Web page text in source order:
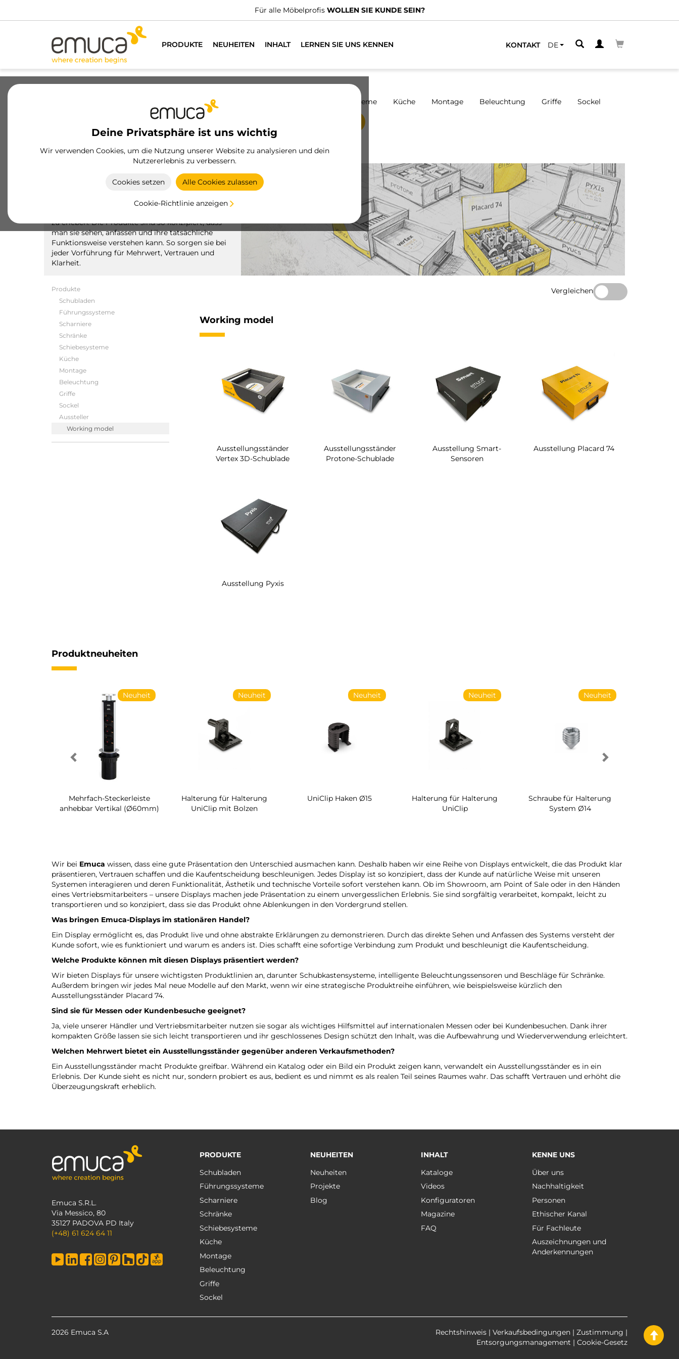
Für alle Möbelprofis WOLLEN SIE KUNDE SEIN?
PRODUKTE NEUHEITEN INHALT LERNEN SIE UNS KENNEN KONTAKT DE
Deine Privatsphäre ist uns wichtig
Wir verwenden Cookies, um die Nutzung unserer Website zu analysieren und dein
Nutzererlebnis zu verbessern.
Cookies setzen Alle Cookies zulassen
Cookie-Richtlinie anzeigen
Schiebesysteme Küche Montage Beleuchtung Griffe Sockel
Produkte Aussteller Working model
Working model
Die Aussteller von Emuca bieten mehr als nur eine
zu erleben. Die Produkte sind so konzipiert, dass
man sie sehen, anfassen und ihre tatsächliche
Funktionsweise verstehen kann. So sorgen sie bei
jeder Vorführung für Mehrwert, Vertrauen und
Klarheit.
Produkte
Schubladen
Führungssysteme
Scharniere
Schränke
Schiebesysteme
Küche
Montage
Beleuchtung
Griffe
Sockel
Aussteller
Working model
Vergleichen
Working model
Ausstellungsständer
Vertex 3D-Schublade
Ausstellungsständer
Protone-Schublade
Ausstellung Smart-
Sensoren
Ausstellung Placard 74
Ausstellung Pyxis
Produktneuheiten
Neuheit
Mehrfach-Steckerleiste
anhebbar Vertikal (Ø60mm)
Neuheit
Halterung für Halterung
UniClip mit Bolzen
Neuheit
UniClip Haken Ø15
Neuheit
Halterung für Halterung
UniClip
Neuheit
Schraube für Halterung
System Ø14
Wir bei Emuca wissen, dass eine gute Präsentation den Unterschied ausmachen kann. Deshalb haben wir eine Reihe von Displays entwickelt, die das Produkt klar
präsentieren, Vertrauen schaffen und die Kaufentscheidung beschleunigen. Jedes Display ist so konzipiert, dass der Kunde auf natürliche Weise mit unseren
Systemen interagieren und deren Funktionalität, Ästhetik und technische Vorteile sofort verstehen kann. Ob im Showroom, am Point of Sale oder in den Händen
eines Vertriebsmitarbeiters – unsere Displays machen jede Präsentation zu einem unvergesslichen Erlebnis. Sie sind sorgfältig verarbeitet, kompakt, leicht zu
transportieren und so konzipiert, dass sie das Produkt ohne Ablenkungen in den Vordergrund stellen.
Was bringen Emuca-Displays im stationären Handel?
Ein Display ermöglicht es, das Produkt live und ohne abstrakte Erklärungen zu demonstrieren. Durch das direkte Sehen und Anfassen des Systems versteht der
Kunde sofort, wie es funktioniert und warum es anders ist. Dies schafft eine sofortige Verbindung zum Produkt und beschleunigt die Kaufentscheidung.
Welche Produkte können mit diesen Displays präsentiert werden?
Wir bieten Displays für unsere wichtigsten Produktlinien an, darunter Schubkastensysteme, intelligente Beleuchtungssensoren und Beschläge für Schränke.
Außerdem bringen wir jedes Mal neue Modelle auf den Markt, wenn wir eine strategische Produktreihe einführen, wie beispielsweise kürzlich den
Ausstellungsständer Placard 74.
Sind sie für Messen oder Kundenbesuche geeignet?
Ja, viele unserer Händler und Vertriebsmitarbeiter nutzen sie sogar als wichtiges Hilfsmittel auf internationalen Messen oder bei Kundenbesuchen. Dank ihrer
kompakten Größe lassen sie sich leicht transportieren und ihr geschlossenes Design schützt den Inhalt, was die Aufbewahrung und Wiederverwendung erleichtert.
Welchen Mehrwert bietet ein Ausstellungsständer gegenüber anderen Verkaufsmethoden?
Ein Ausstellungsständer macht Produkte greifbar. Während ein Katalog oder ein Bild ein Produkt zeigen kann, verwandelt ein Ausstellungsständer es in ein
Erlebnis. Der Kunde sieht es nicht nur, sondern probiert es aus, bedient es und nimmt es als realen Teil seines Raumes wahr. Das schafft Vertrauen und erhöht die
Überzeugungskraft erheblich.
Emuca S.R.L.
Via Messico, 80
35127 PADOVA PD Italy
(+48) 61 624 64 11
PRODUKTE
Schubladen
Führungssysteme
Scharniere
Schränke
Schiebesysteme
Küche
Montage
Beleuchtung
Griffe
Sockel
NEUHEITEN
Neuheiten
Projekte
Blog
INHALT
Kataloge
Videos
Konfiguratoren
Magazine
FAQ
KENNE UNS
Über uns
Nachhaltigkeit
Personen
Ethischer Kanal
Für Fachleute
Auszeichnungen und
Anderkennungen
2026 Emuca S.A Rechtshinweis | Verkaufsbedingungen | Zustimmung |
Entsorgungsmanagement | Cookie-Gesetz